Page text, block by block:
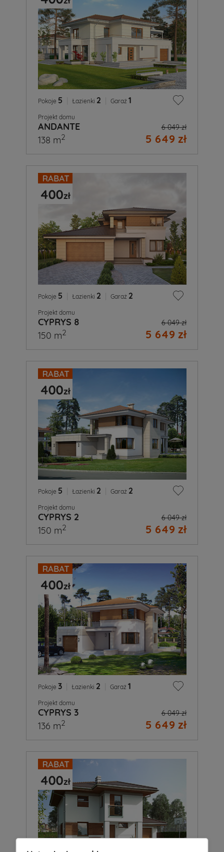
Pokoje 5 Łazienki 2 Garaż 1
Projekt domu
ANDANTE 6 049 zł
5 649 zł
138 m2
Pokoje 5 Łazienki 2 Garaż 2
Projekt domu
CYPRYS 8 6 049 zł
5 649 zł
150 m2
Pokoje 5 Łazienki 2 Garaż 2
Projekt domu
CYPRYS 2 6 049 zł
5 649 zł
150 m2
Pokoje 3 Łazienki 2 Garaż 1
Projekt domu
CYPRYS 3 6 049 zł
5 649 zł
136 m2